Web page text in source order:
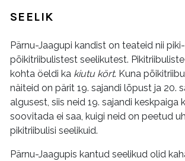
SEELIK
Pärnu-Jaagupi kandist on teateid nii
põikitriibulistest seelikutest.
kohta öeldi ka kiutu kört. Kuna
näiteid on pärit 19. sajandi lõpust ja 20.
algusest, siis neid 19. sajandi keskpaiga
soovitada ei saa, kuigi neid on peetud
pikitriibulisi seelikuid.
Pärnu-Jaagupis kantud seelikud olid